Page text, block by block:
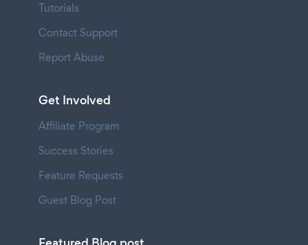
Tutorials
Contact Support
Report Abuse
Get Involved
Affiliate Program
Success Stories
Feature Requests
Guest Blog Post